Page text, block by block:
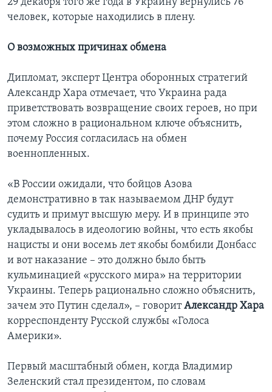
29 декабря того же года в Украину вернулись 76
человек, которые находились в плену.
О возможных причинах обмена
Дипломат, эксперт Центра оборонных стратегий
Александр Хара отмечает, что Украина рада
приветствовать возвращение своих героев, но при
этом сложно в рациональном ключе объяснить,
почему Россия согласилась на обмен
военнопленных.
«В России ожидали, что бойцов Азова
демонстративно в так называемом ДНР будут
судить и примут высшую меру. И в принципе это
укладывалось в идеологию войны, что есть якобы
нацисты и они восемь лет якобы бомбили Донбасс
и вот наказание – это должно было быть
кульминацией «русского мира» на территории
Украины. Теперь рационально сложно объяснить,
зачем это Путин сделал», – говоритАлександр Хара
корреспонденту Русской службы «Голоса
Америки».
Первый масштабный обмен, когда Владимир
Зеленский стал президентом, по словам